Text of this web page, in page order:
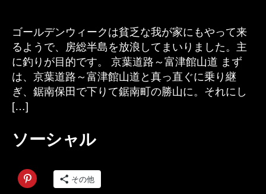
ゴールデンウィークは貧乏な我が家にもやって来
るようで、房総半島を放浪してまいりました。主
に釣りが目的です。 京葉道路～富津館山道 まず
は、京葉道路～富津館山道と真っ直ぐに乗り継
ぎ、鋸南保田で下りて鋸南町の勝山に。それにし
[…]
ソーシャル
その他